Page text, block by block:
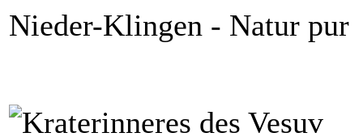
Nieder-Klingen - Natur pur